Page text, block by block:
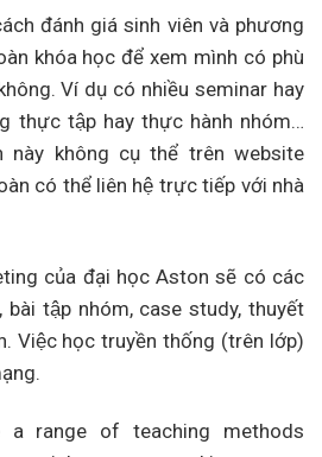
đánh giá sinh viên và phương
khóa học để xem mình có phù
Ví dụ có nhiều seminar hay
thực tập hay thực hành nhóm…
này không cụ thể trên website
có thể liên hệ trực tiếp với nhà
của đại học Aston sẽ có các
bài tập nhóm, case study, thuyết
Việc học truyền thống (trên lớp)
a range of teaching methods